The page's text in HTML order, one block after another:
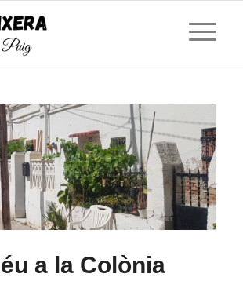
a la Colònia